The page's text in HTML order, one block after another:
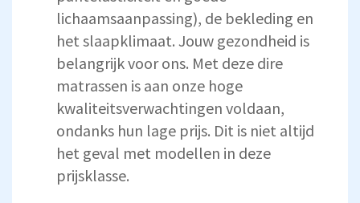
lichaamsaanpassing), de bekleding en
het slaapklimaat. Jouw gezondheid is
belangrijk voor ons. Met deze dire
matrassen is aan onze hoge
kwaliteitsverwachtingen voldaan,
ondanks hun lage prijs. Dit is niet altijd
het geval met modellen in deze
prijsklasse.